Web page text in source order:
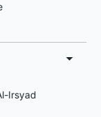
Irsyad